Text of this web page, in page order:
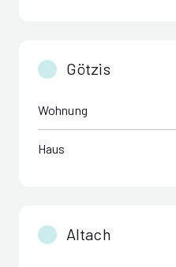
Götzis
Wohnung
Haus
Altach